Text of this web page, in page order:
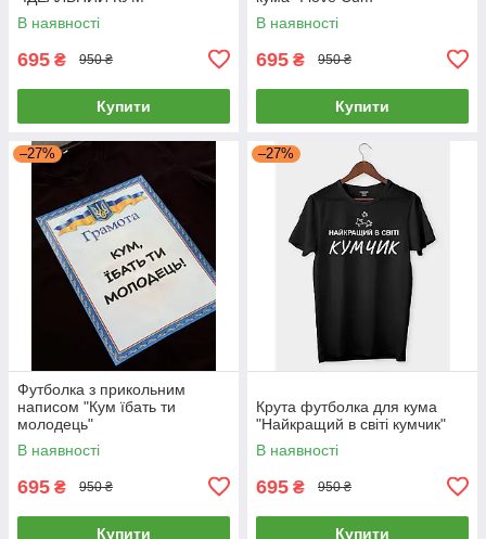
В наявності
695 ₴ 950 ₴
Купити
В наявності
695 ₴ 950 ₴
Купити
–27%
Футболка з прикольним
написом "Кум їбать ти
молодець"
В наявності
695 ₴ 950 ₴
Купити
–27%
Крута футболка для кума
"Найкращий в світі кумчик"
В наявності
695 ₴ 950 ₴
Купити